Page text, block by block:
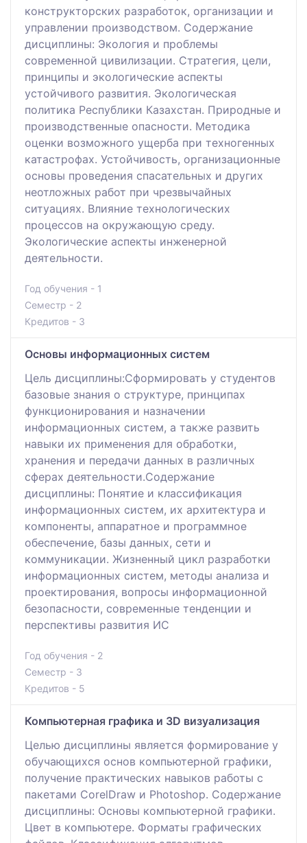
конструкторских разработок, организации и
управлении производством. Содержание
дисциплины: Экология и проблемы
современной цивилизации. Стратегия, цели,
принципы и экологические аспекты
устойчивого развития. Экологическая
политика Республики Казахстан. Природные и
производственные опасности. Методика
оценки возможного ущерба при техногенных
катастрофах. Устойчивость, организационные
основы проведения спасательных и других
неотложных работ при чрезвычайных
ситуациях. Влияние технологических
процессов на окружающую среду.
Экологические аспекты инженерной
деятельности.
Год обучения - 1
Семестр - 2
Кредитов - 3
Основы информационных систем
Цель дисциплины:Сформировать у студентов
базовые знания о структуре, принципах
функционирования и назначении
информационных систем, а также развить
навыки их применения для обработки,
хранения и передачи данных в различных
сферах деятельности.Содержание
дисциплины: Понятие и классификация
информационных систем, их архитектура и
компоненты, аппаратное и программное
обеспечение, базы данных, сети и
коммуникации. Жизненный цикл разработки
информационных систем, методы анализа и
проектирования, вопросы информационной
безопасности, современные тенденции и
перспективы развития ИС
Год обучения - 2
Семестр - 3
Кредитов - 5
Компьютерная графика и 3D визуализация
Целью дисциплины является формирование у
обучающихся основ компьютерной графики,
получение практических навыков работы с
пакетами CorelDraw и Photoshop. Содержание
дисциплины: Основы компьютерной графики.
Цвет в компьютере. Форматы графических